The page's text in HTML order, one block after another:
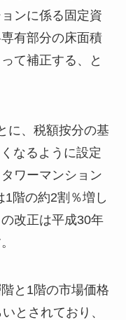
ンに係る固定資
有部分の床面積
て補正する、と
に、税額按分の基
なるように設定
ワーマンション
階の約2割％増し
改正は平成30年
と1階の市場価格
とされており、